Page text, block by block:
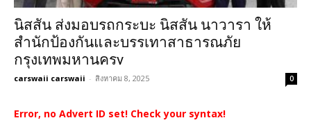
นิสสัน ส่งมอบรถกระบะ นิสสัน นาวารา ให้
สำนักป้องกันและบรรเทาสาธารณภัย
กรุงเทพมหานครv
carswaii carswaii - สิงหาคม 8, 2025 0
Error, no Advert ID set! Check your syntax!